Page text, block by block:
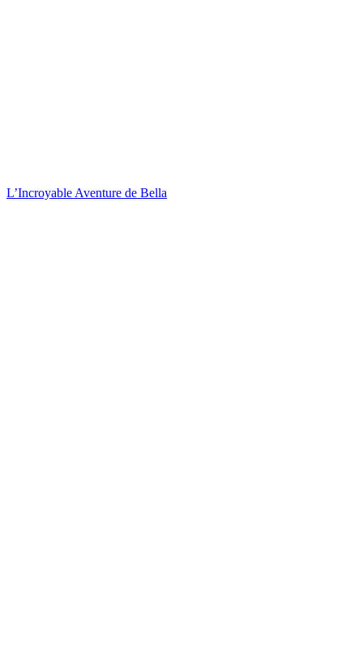
L’Incroyable Aventure de Bella